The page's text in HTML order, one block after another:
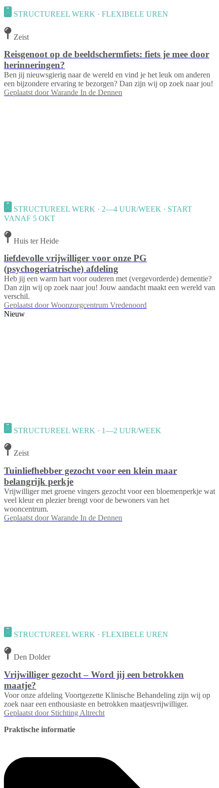
STRUCTUREEL WERK · FLEXIBELE UREN
Zeist
Reisgenoot op de beeldschermfiets: fiets je mee door
herinneringen?
Ben jij nieuwsgierig naar de wereld en vind je het leuk om anderen
een bijzondere ervaring te bezorgen? Dan zijn wij op zoek naar jou!
Geplaatst door Warande In de Dennen
STRUCTUREEL WERK · 2—4 UUR/WEEK · START
VANAF 5 OKT
Huis ter Heide
liefdevolle vrijwilliger voor onze PG
(psychogeriatrische) afdeling
Heb jij een warm hart voor ouderen met (vergevorderde) dementie?
Dan zijn wij op zoek naar jou! Jouw aandacht maakt een wereld van
verschil.
Geplaatst door Woonzorgcentrum Vredenoord
Nieuw
STRUCTUREEL WERK · 1—2 UUR/WEEK
Zeist
Tuinliefhebber gezocht voor een klein maar
belangrijk perkje
Vrijwilliger met groene vingers gezocht voor een bloemenperkje wat
veel kleur en plezier brengt voor de bewoners van het
wooncentrum.
Geplaatst door Warande In de Dennen
STRUCTUREEL WERK · FLEXIBELE UREN
Den Dolder
Vrijwilliger gezocht – Word jij een betrokken
maatje?
Voor onze afdeling Voortgezette Klinische Behandeling zijn wij op
zoek naar een enthousiaste en betrokken maatjesvrijwilliger.
Geplaatst door Stichting Altrecht
Praktische informatie